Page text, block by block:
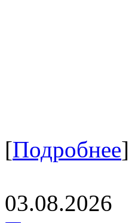
[Подробнее]
03.08.2026